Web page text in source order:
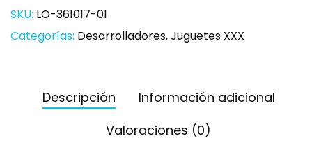
SKU: LO-361017-01
Categorías: Desarrolladores,Juguetes XXX
Descripción
Información adicional
Valoraciones (0)